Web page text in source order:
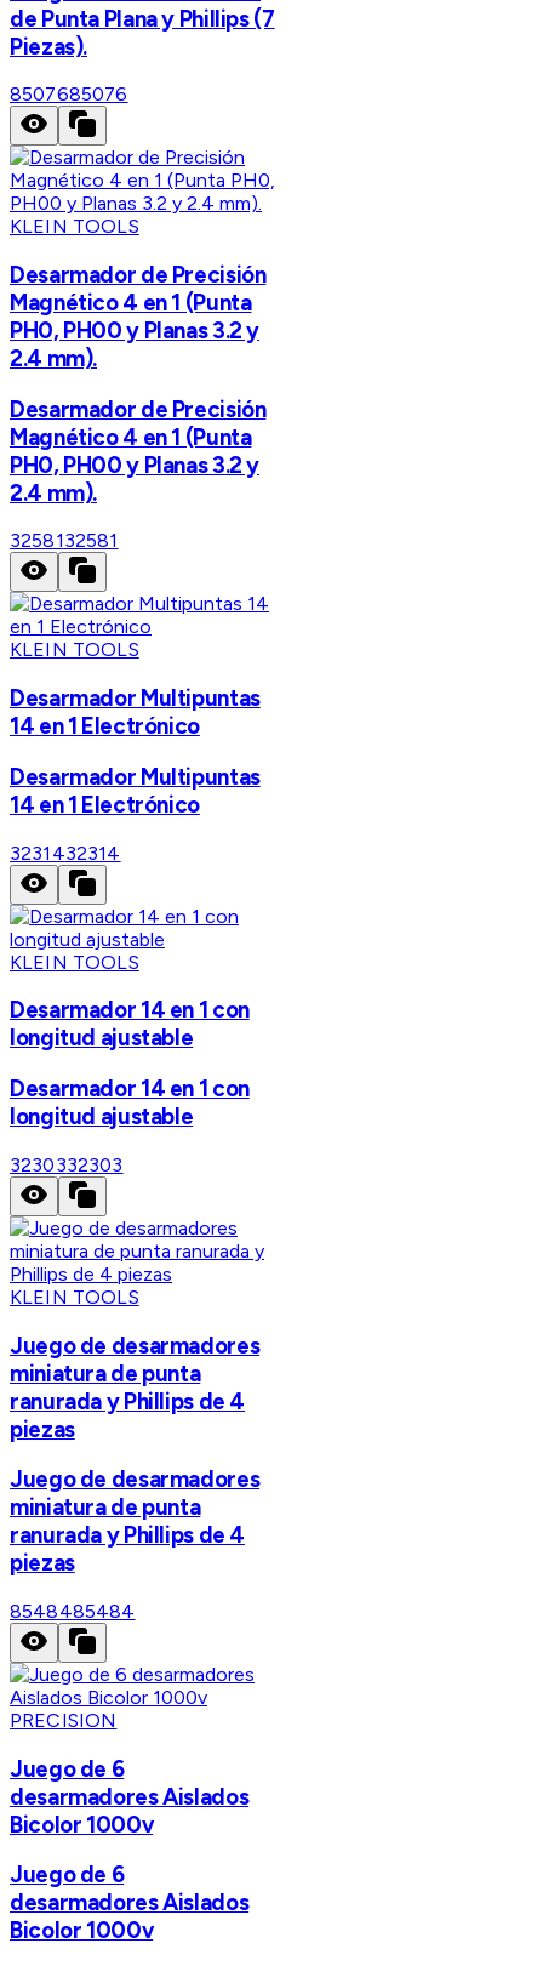
de Punta Plana y Phillips (7
Piezas).
8507685076
KLEIN TOOLS
Desarmador de Precisión
Magnético 4 en 1 (Punta
PH0, PH00 y Planas 3.2 y
2.4 mm).
Desarmador de Precisión
Magnético 4 en 1 (Punta
PH0, PH00 y Planas 3.2 y
2.4 mm).
3258132581
KLEIN TOOLS
Desarmador Multipuntas
14 en 1 Electrónico
Desarmador Multipuntas
14 en 1 Electrónico
3231432314
KLEIN TOOLS
Desarmador 14 en 1 con
longitud ajustable
Desarmador 14 en 1 con
longitud ajustable
3230332303
KLEIN TOOLS
Juego de desarmadores
miniatura de punta
ranurada y Phillips de 4
piezas
Juego de desarmadores
miniatura de punta
ranurada y Phillips de 4
piezas
8548485484
PRECISION
Juego de 6
desarmadores Aislados
Bicolor 1000v
Juego de 6
desarmadores Aislados
Bicolor 1000v